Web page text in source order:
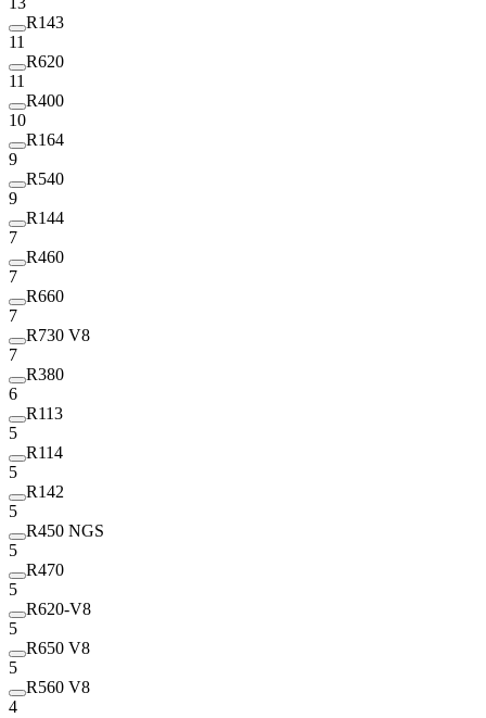
R143
11
R620
11
R400
10
R164
9
R540
9
R144
7
R460
7
R660
7
R730 V8
7
R380
6
R113
5
R114
5
R142
5
R450 NGS
5
R470
5
R620-V8
5
R650 V8
5
R560 V8
4